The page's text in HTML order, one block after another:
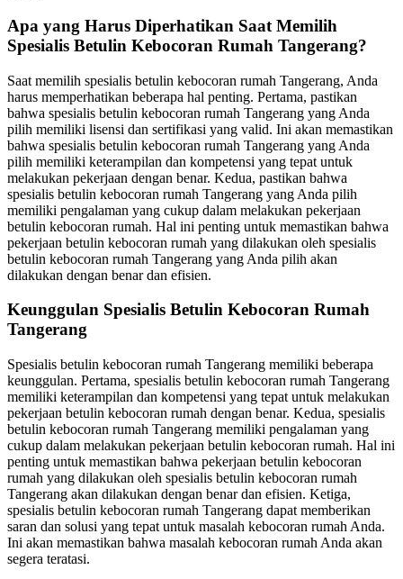
Apa yang Harus Diperhatikan Saat Memilih
Spesialis Betulin Kebocoran Rumah Tangerang?
Saat memilih spesialis betulin kebocoran rumah Tangerang, Anda
harus memperhatikan beberapa hal penting. Pertama, pastikan
bahwa spesialis betulin kebocoran rumah Tangerang yang Anda
pilih memiliki lisensi dan sertifikasi yang valid. Ini akan memastikan
bahwa spesialis betulin kebocoran rumah Tangerang yang Anda
pilih memiliki keterampilan dan kompetensi yang tepat untuk
melakukan pekerjaan dengan benar. Kedua, pastikan bahwa
spesialis betulin kebocoran rumah Tangerang yang Anda pilih
memiliki pengalaman yang cukup dalam melakukan pekerjaan
betulin kebocoran rumah. Hal ini penting untuk memastikan bahwa
pekerjaan betulin kebocoran rumah yang dilakukan oleh spesialis
betulin kebocoran rumah Tangerang yang Anda pilih akan
dilakukan dengan benar dan efisien.
Keunggulan Spesialis Betulin Kebocoran Rumah
Tangerang
Spesialis betulin kebocoran rumah Tangerang memiliki beberapa
keunggulan. Pertama, spesialis betulin kebocoran rumah Tangerang
memiliki keterampilan dan kompetensi yang tepat untuk melakukan
pekerjaan betulin kebocoran rumah dengan benar. Kedua, spesialis
betulin kebocoran rumah Tangerang memiliki pengalaman yang
cukup dalam melakukan pekerjaan betulin kebocoran rumah. Hal ini
penting untuk memastikan bahwa pekerjaan betulin kebocoran
rumah yang dilakukan oleh spesialis betulin kebocoran rumah
Tangerang akan dilakukan dengan benar dan efisien. Ketiga,
spesialis betulin kebocoran rumah Tangerang dapat memberikan
saran dan solusi yang tepat untuk masalah kebocoran rumah Anda.
Ini akan memastikan bahwa masalah kebocoran rumah Anda akan
segera teratasi.